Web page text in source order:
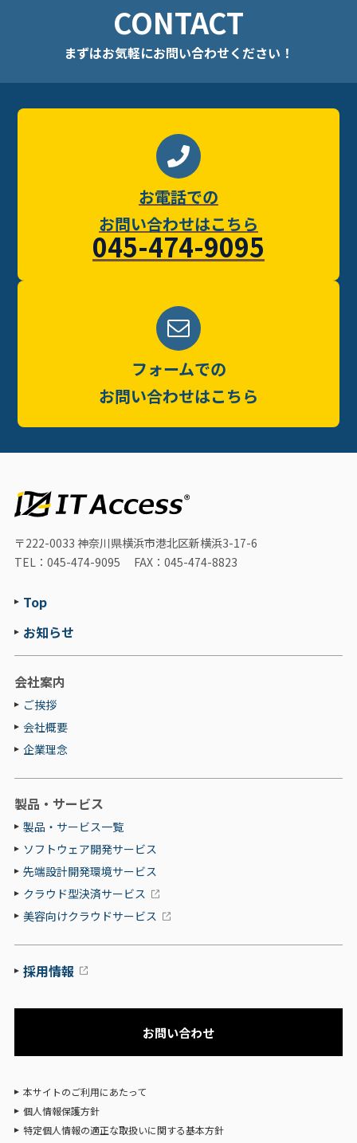
CONTACT
まずはお気軽にお問い合わせください！
お電話での
お問い合わせはこちら
045-474-9095
フォームでの
お問い合わせはこちら
〒222-0033 神奈川県横浜市港北区新横浜3-17-6
TEL：045-474-9095
FAX：045-474-8823
Top
お知らせ
会社案内
ご挨拶
会社概要
企業理念
製品・サービス
製品・サービス一覧
ソフトウェア開発サービス
先端設計開発環境サービス
クラウド型決済サービス
美容向けクラウドサービス
採用情報
お問い合わせ
本サイトのご利用にあたって
個人情報保護方針
特定個人情報の適正な取扱いに関する基本方針